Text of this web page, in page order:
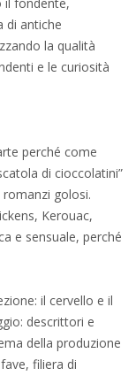
di antiche
la qualità
e le curiosità
perché come
di cioccolatini”
golosi.
Kerouac,
e sensuale, perché
il cervello e il
descrittori e
della produzione
filiera di